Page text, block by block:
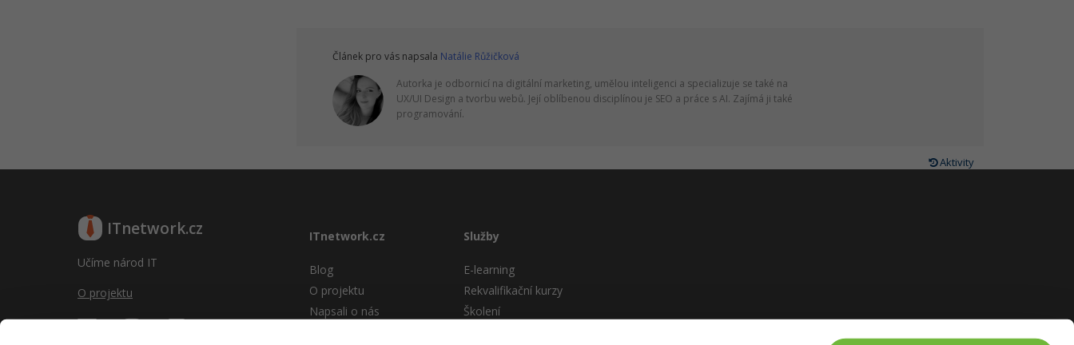
Článek pro vás napsala Natálie Růžičková
Autorka je odbornicí na digitální marketing, umělou inteligenci a specializuje se také na
UX/UI Design a tvorbu webů. Její oblíbenou disciplínou je SEO a práce s AI. Zajímá ji také
programování.
Aktivity
ITnetwork.cz
Učíme národ IT
O projektu
ITnetwork.cz
Blog
O projektu
Napsali o nás
Služby
E-learning
Rekvalifikační kurzy
Školení